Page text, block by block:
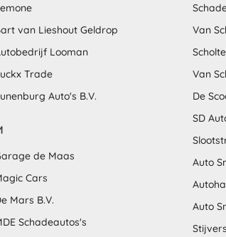
van Lieshout Geldrop
Looman
Trade
Auto's B.V.
de Maas
Cars
Mars B.V.
Schadeautos's
Van
Van
De
SD
Auto
Auto